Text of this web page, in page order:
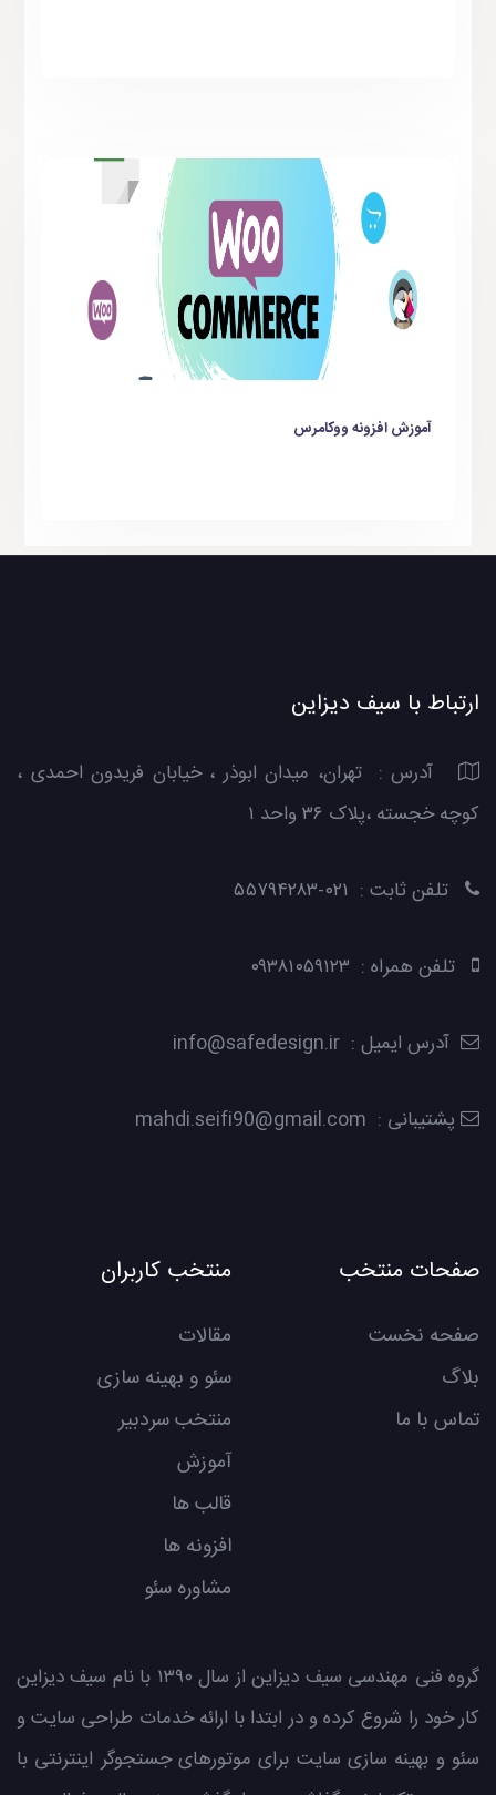
آموزش افزونه ووکامرس
ارتباط با سیف دیزاین
آدرس : تهران، میدان ابوذر ، خیابان فریدون احمدی ،
کوچه خجسته ،پلاک ۳۶ واحد ۱
تلفن ثابت : ۰۲۱-۵۵۷۹۴۲۸۳
تلفن همراه : ۰۹۳۸۱۰۵۹۱۲۳
آدرس ایمیل : info@safedesign.ir
پشتیبانی : mahdi.seifi90@gmail.com
منتخب کاربران
مقالات
سئو و بهینه سازی
منتخب سردبیر
آموزش
قالب ها
افزونه ها
مشاوره سئو
صفحات منتخب
صفحه نخست
بلاگ
تماس با ما
گروه فنی مهندسی سیف دیزاین از سال ۱۳۹۰ با نام سیف دیزاین
کار خود را شروع کرده و در ابتدا با ارائه خدمات طراحی سایت و
سئو و بهینه سازی سایت برای موتورهای جستجوگر اینترنتی با